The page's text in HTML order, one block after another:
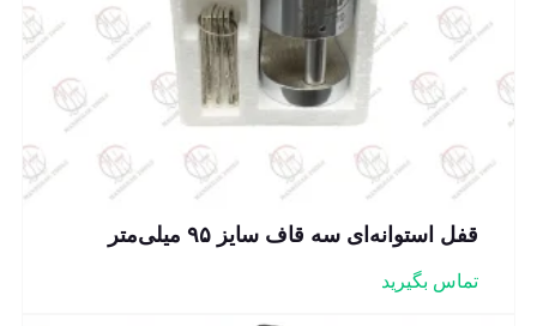
قفل استوانه‌ای سه قاف سایز ۹۵ میلی‌متر
تماس بگیرید